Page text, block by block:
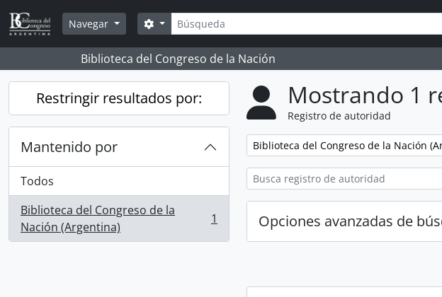
Skip to main content
Navegar
Búsqueda
Search options
Biblioteca del Congreso de la Nación
Restringir resultados por:
Mantenido por
Todos
Biblioteca del Congreso de la
Nación (Argentina)
, 1 resultados 1
Mostrando 1
Registro de autoridad
Remove filter:
Biblioteca del Congreso de la Nación
Opciones avanzadas de